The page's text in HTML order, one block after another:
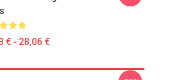
€ - 28,06 €